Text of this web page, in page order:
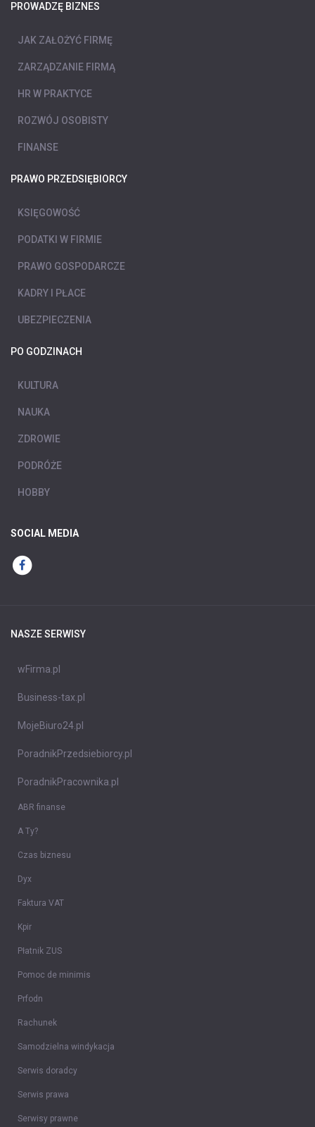
PROWADZĘ BIZNES
JAK ZAŁOŻYĆ FIRMĘ
ZARZĄDZANIE FIRMĄ
HR W PRAKTYCE
ROZWÓJ OSOBISTY
FINANSE
PRAWO PRZEDSIĘBIORCY
KSIĘGOWOŚĆ
PODATKI W FIRMIE
PRAWO GOSPODARCZE
KADRY I PŁACE
UBEZPIECZENIA
PO GODZINACH
KULTURA
NAUKA
ZDROWIE
PODRÓŻE
HOBBY
SOCIAL MEDIA
NASZE SERWISY
wFirma.pl
Business-tax.pl
MojeBiuro24.pl
PoradnikPrzedsiebiorcy.pl
PoradnikPracownika.pl
ABR finanse
A Ty?
Czas biznesu
Dyx
Faktura VAT
Kpir
Płatnik ZUS
Pomoc de minimis
Prfodn
Rachunek
Samodzielna windykacja
Serwis doradcy
Serwis prawa
Serwisy prawne